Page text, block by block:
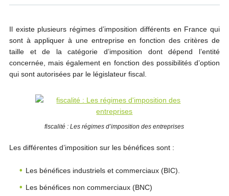
Il existe plusieurs régimes d’imposition différents en France qui
sont à appliquer à une entreprise en fonction des critères de
taille et de la catégorie d’imposition dont dépend l’entité
concernée, mais également en fonction des possibilités d’option
qui sont autorisées par le législateur fiscal.
fiscalité : Les régimes d’imposition des entreprises
Les différentes d’imposition sur les bénéfices sont :
Les bénéfices industriels et commerciaux (BIC).
Les bénéfices non commerciaux (BNC)